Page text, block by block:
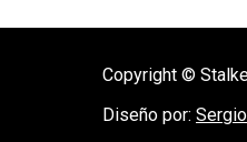
Copyright ©
Diseño por: